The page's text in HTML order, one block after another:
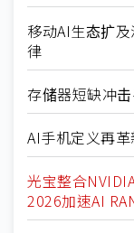
移动AI生态扩
律
存储器短缺冲
AI手机定义再
光宝整合
2026加速AI